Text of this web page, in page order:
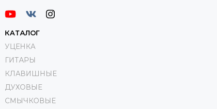
КАТАЛОГ
УЦЕНКА
ГИТАРЫ
КЛАВИШНЫЕ
ДУХОВЫЕ
СМЫЧКОВЫЕ